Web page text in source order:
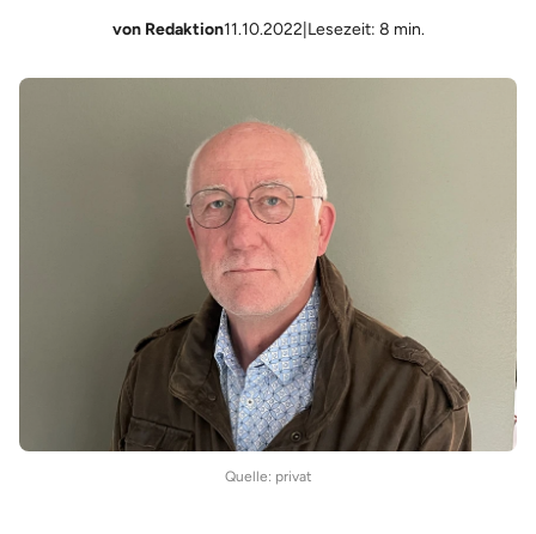
von Redaktion11.10.2022 Lesezeit: 8 min.
Quelle: privat